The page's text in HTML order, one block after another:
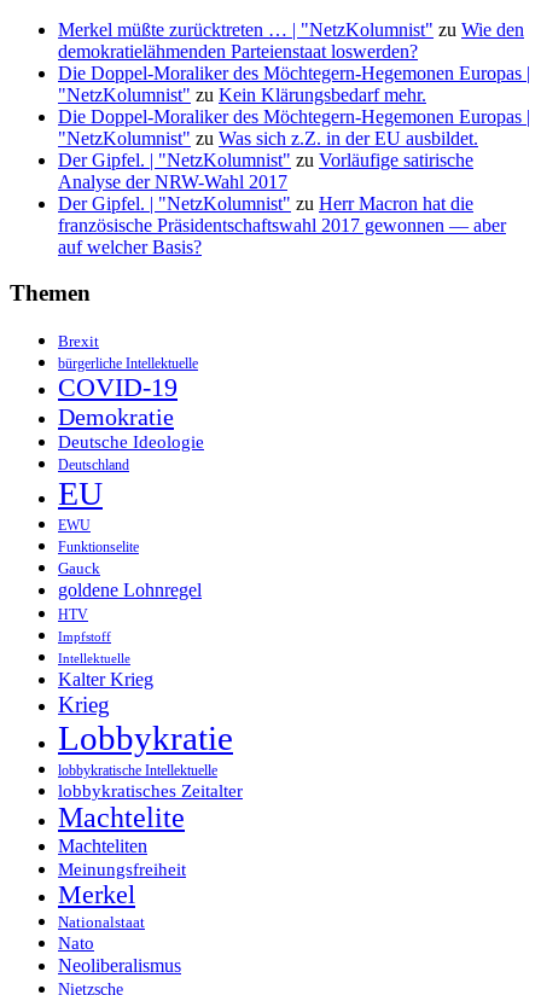
Merkel müßte zurücktreten … | "NetzKolumnist" zu Wie den
demokratielähmenden Parteienstaat loswerden?
Die Doppel-Moraliker des Möchtegern-Hegemonen Europas |
"NetzKolumnist" zu Kein Klärungsbedarf mehr.
Die Doppel-Moraliker des Möchtegern-Hegemonen Europas |
"NetzKolumnist" zu Was sich z.Z. in der EU ausbildet.
Der Gipfel. | "NetzKolumnist" zu Vorläufige satirische
Analyse der NRW-Wahl 2017
Der Gipfel. | "NetzKolumnist" zu Herr Macron hat die
französische Präsidentschaftswahl 2017 gewonnen — aber
auf welcher Basis?
Themen
Brexit
bürgerliche Intellektuelle
COVID-19
Demokratie
Deutsche Ideologie
Deutschland
EU
EWU
Funktionselite
Gauck
goldene Lohnregel
HTV
Impfstoff
Intellektuelle
Kalter Krieg
Krieg
Lobbykratie
lobbykratische Intellektuelle
lobbykratisches Zeitalter
Machtelite
Machteliten
Meinungsfreiheit
Merkel
Nationalstaat
Nato
Neoliberalismus
Nietzsche